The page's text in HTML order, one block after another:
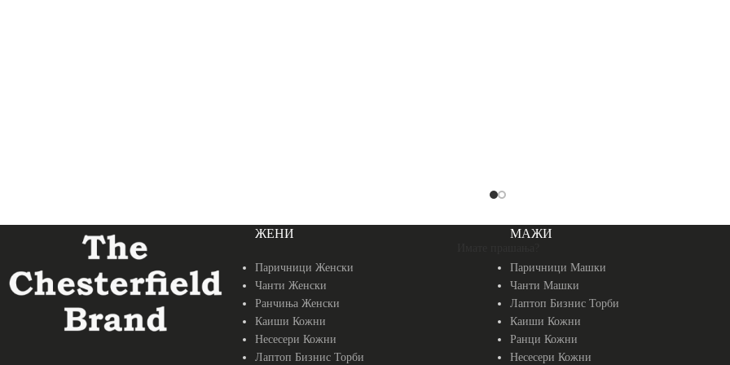
ЖЕНИ
Паричници Женски
Чанти Женски
Ранчиња Женски
Каиши Кожни
Несесери Кожни
Лаптоп Бизнис Торби
МАЖИ
Паричници Машки
Чанти Машки
Лаптоп Бизнис Торби
Каиши Кожни
Ранци Кожни
Несесери Кожни